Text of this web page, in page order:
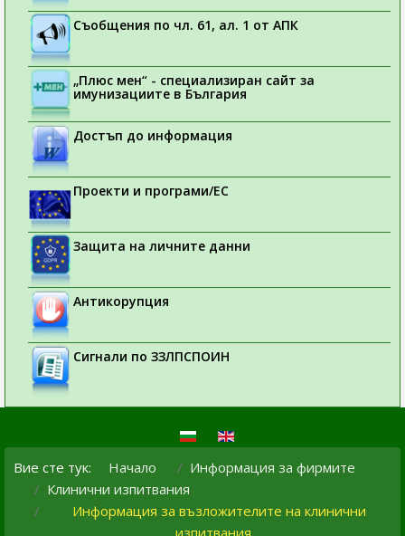
Съобщения по чл. 61, ал. 1 от АПК
„Плюс мен“ - специализиран сайт за
имунизациите в България
Достъп до информация
Проекти и програми/ЕС
Защита на личните данни
Антикорупция
Сигнали по ЗЗЛПСПОИН
Вие сте тук: Начало
Информация за фирмите
Клинични изпитвания
Информация за възложителите на клинични
изпитвания